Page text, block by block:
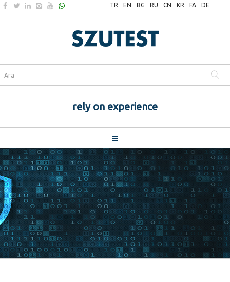
TR EN BG RU CN KR FA DE
rely on experience